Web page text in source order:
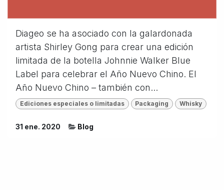
Diageo se ha asociado con la galardonada
artista Shirley Gong para crear una edición
limitada de la botella Johnnie Walker Blue
Label para celebrar el Año Nuevo Chino. El
Año Nuevo Chino – también con...
Ediciones especiales o limitadas Packaging Whisky
31 ene. 2020 Blog